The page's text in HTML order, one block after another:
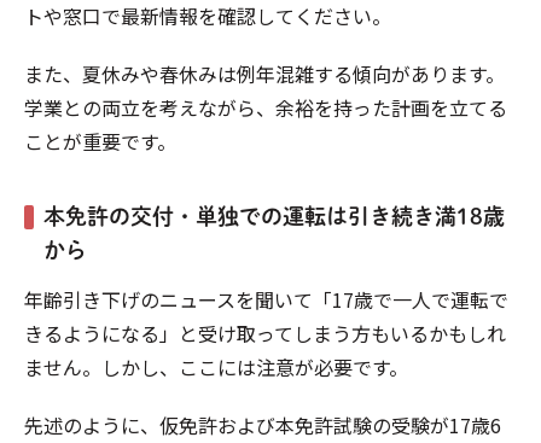
トや窓口で最新情報を確認してください。
また、夏休みや春休みは例年混雑する傾向があります。
学業との両立を考えながら、余裕を持った計画を立てる
ことが重要です。
本免許の交付・単独での運転は引き続き満18歳
から
年齢引き下げのニュースを聞いて「17歳で一人で運転で
きるようになる」と受け取ってしまう方もいるかもしれ
ません。しかし、ここには注意が必要です。
先述のように、仮免許および本免許試験の受験が17歳6